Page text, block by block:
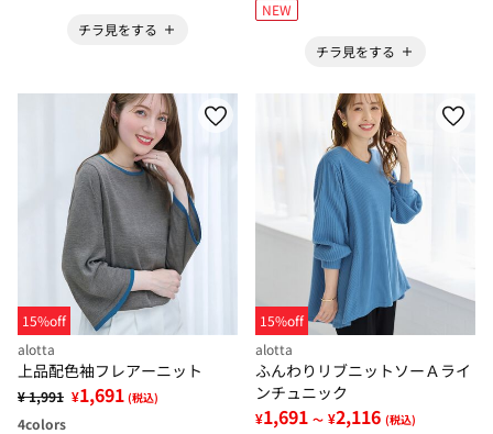
チラ見をする
NEW
チラ見をする
15%off
alotta
上品配色袖フレアーニット
¥ 1,991 ¥1,691 (税込)
4colors
15%off
alotta
ふんわりリブニットソーＡライ
ンチュニック
¥1,691 ～ ¥2,116 (税込)